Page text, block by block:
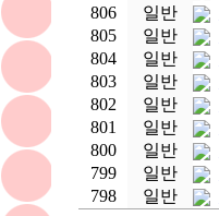
806
일반
805
일반
804
일반
803
일반
802
일반
801
일반
800
일반
799
일반
798
일반